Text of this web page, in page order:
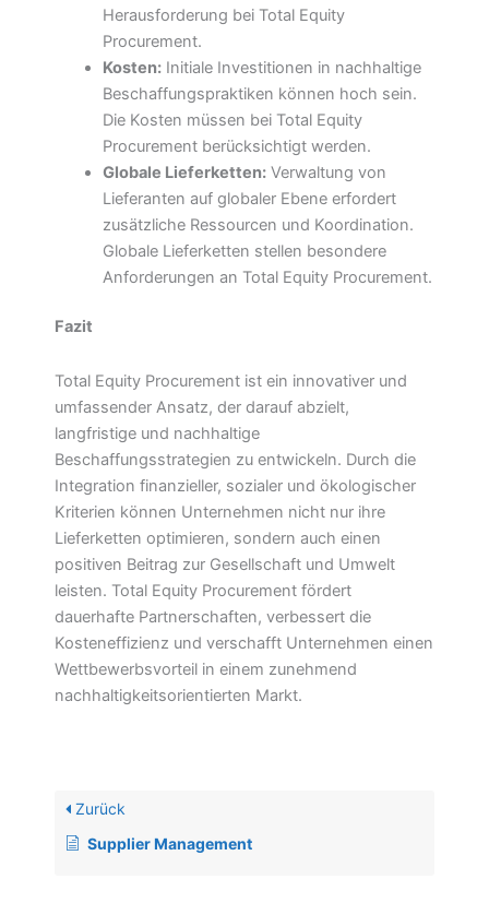
Herausforderung bei Total Equity
Procurement.
Kosten:Initiale Investitionen in nachhaltige
Beschaffungspraktiken können hoch sein.
Die Kosten müssen bei Total Equity
Procurement berücksichtigt werden.
Globale Lieferketten:Verwaltung von
Lieferanten auf globaler Ebene erfordert
zusätzliche Ressourcen und Koordination.
Globale Lieferketten stellen besondere
Anforderungen an Total Equity Procurement.
Fazit
Total Equity Procurement ist ein innovativer und
umfassender Ansatz, der darauf abzielt,
langfristige und nachhaltige
Beschaffungsstrategien zu entwickeln. Durch die
Integration finanzieller, sozialer und ökologischer
Kriterien können Unternehmen nicht nur ihre
Lieferketten optimieren, sondern auch einen
positiven Beitrag zur Gesellschaft und Umwelt
leisten. Total Equity Procurement fördert
dauerhafte Partnerschaften, verbessert die
Kosteneffizienz und verschafft Unternehmen einen
Wettbewerbsvorteil in einem zunehmend
nachhaltigkeitsorientierten Markt.
Zurück
Supplier Management